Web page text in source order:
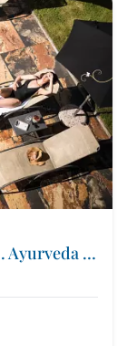
Mirabell Dolomites Hotel . Luxury . Ayurveda & Spa